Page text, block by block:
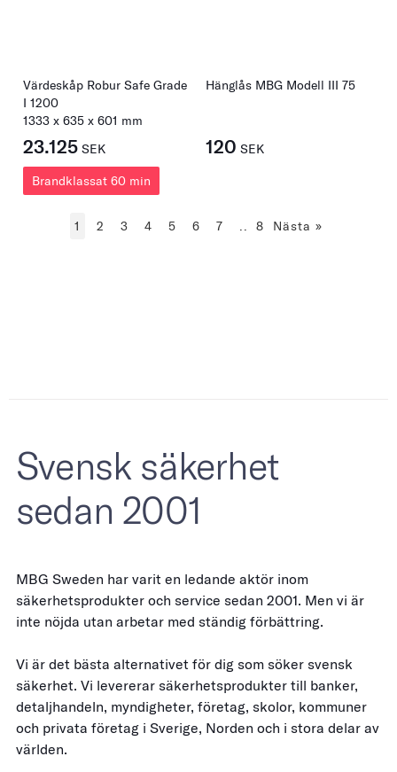
Värdeskåp Robur Safe Grade
I 1200
1333 x 635 x 601 mm
23.125 SEK
Brandklassat 60 min
Hänglås MBG Modell III 75
120 SEK
1 2 3 4 5 6 7 .. 8 Nästa »
Svensk säkerhet
sedan 2001
MBG Sweden har varit en ledande aktör inom
säkerhetsprodukter och service sedan 2001. Men vi är
inte nöjda utan arbetar med ständig förbättring.
Vi är det bästa alternativet för dig som söker svensk
säkerhet. Vi levererar säkerhetsprodukter till banker,
detaljhandeln, myndigheter, företag, skolor, kommuner
och privata företag i Sverige, Norden och i stora delar av
världen.